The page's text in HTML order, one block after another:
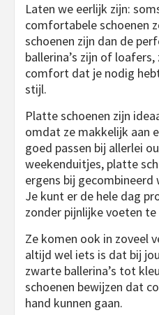
Laten we eerlijk zijn:
comfortabele schoenen
schoenen zijn dan de
ballerina’s zijn of
comfort dat je nodig
stijl.
Platte schoenen zijn
omdat ze makkelijk aan
goed passen bij allerlei
weekenduitjes, platte
ergens bij
Je kunt er de hele dag
zonder pijnlijke voeten te
Ze komen ook in zoveel
altijd wel iets is dat bij
zwarte ballerina’s tot
schoenen bewijzen dat
hand kunnen gaan.